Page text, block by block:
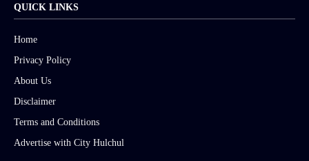
QUICK LINKS
Home
Privacy Policy
About Us
Disclaimer
Terms and Conditions
Advertise with City Hulchul